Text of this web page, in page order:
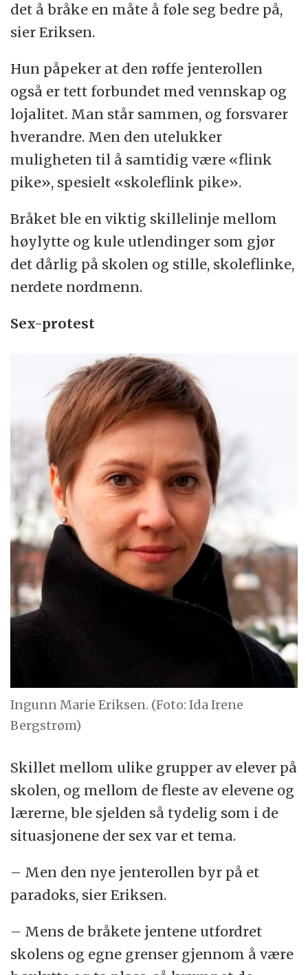
det å bråke en måte å føle seg bedre på,
sier Eriksen.
Hun påpeker at den røffe jenterollen
også er tett forbundet med vennskap og
lojalitet. Man står sammen, og forsvarer
hverandre. Men den utelukker
muligheten til å samtidig være «flink
pike», spesielt «skoleflink pike».
Bråket ble en viktig skillelinje mellom
høylytte og kule utlendinger som gjør
det dårlig på skolen og stille, skoleflinke,
nerdete nordmenn.
Sex-protest
Ingunn Marie Eriksen. (Foto: Ida Irene
Bergstrøm)
Skillet mellom ulike grupper av elever på
skolen, og mellom de fleste av elevene og
lærerne, ble sjelden så tydelig som i de
situasjonene der sex var et tema.
– Men den nye jenterollen byr på et
paradoks, sier Eriksen.
– Mens de bråkete jentene utfordret
skolens og egne grenser gjennom å være